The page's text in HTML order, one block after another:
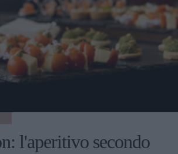
l'aperitivo secondo